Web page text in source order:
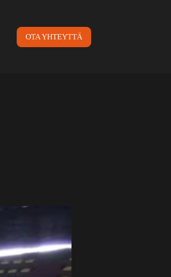
OTA YHTEYTTÄ